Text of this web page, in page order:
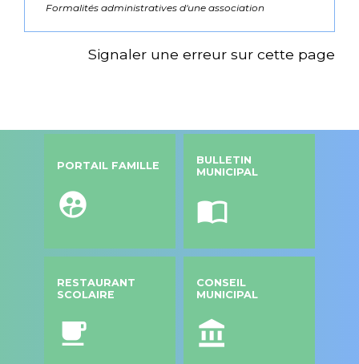
Formalités administratives d'une association
Signaler une erreur sur cette page
PORTAIL FAMILLE
supervised_user_circle
BULLETIN
MUNICIPAL
import_contacts
RESTAURANT
SCOLAIRE
local_cafe
CONSEIL
MUNICIPAL
account_balance